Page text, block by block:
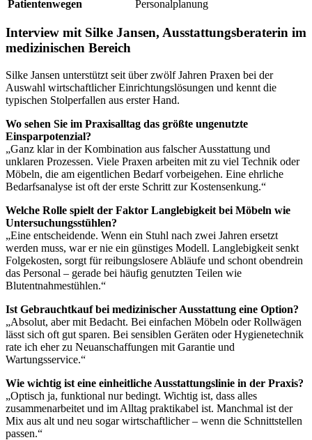
Patientenwegen Personalplanung
Interview mit Silke Jansen, Ausstattungsberaterin im
medizinischen Bereich
Silke Jansen unterstützt seit über zwölf Jahren Praxen bei der
Auswahl wirtschaftlicher Einrichtungslösungen und kennt die
typischen Stolperfallen aus erster Hand.
Wo sehen Sie im Praxisalltag das größte ungenutzte
Einsparpotenzial?
„Ganz klar in der Kombination aus falscher Ausstattung und
unklaren Prozessen. Viele Praxen arbeiten mit zu viel Technik oder
Möbeln, die am eigentlichen Bedarf vorbeigehen. Eine ehrliche
Bedarfsanalyse ist oft der erste Schritt zur Kostensenkung.“
Welche Rolle spielt der Faktor Langlebigkeit bei Möbeln wie
Untersuchungsstühlen?
„Eine entscheidende. Wenn ein Stuhl nach zwei Jahren ersetzt
werden muss, war er nie ein günstiges Modell. Langlebigkeit senkt
Folgekosten, sorgt für reibungslosere Abläufe und schont obendrein
das Personal – gerade bei häufig genutzten Teilen wie
Blutentnahmestühlen.“
Ist Gebrauchtkauf bei medizinischer Ausstattung eine Option?
„Absolut, aber mit Bedacht. Bei einfachen Möbeln oder Rollwägen
lässt sich oft gut sparen. Bei sensiblen Geräten oder Hygienetechnik
rate ich eher zu Neuanschaffungen mit Garantie und
Wartungsservice.“
Wie wichtig ist eine einheitliche Ausstattungslinie in der Praxis?
„Optisch ja, funktional nur bedingt. Wichtig ist, dass alles
zusammenarbeitet und im Alltag praktikabel ist. Manchmal ist der
Mix aus alt und neu sogar wirtschaftlicher – wenn die Schnittstellen
passen.“